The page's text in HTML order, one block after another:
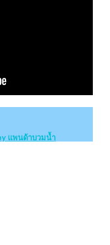
แพนด้าบวมน้ำ